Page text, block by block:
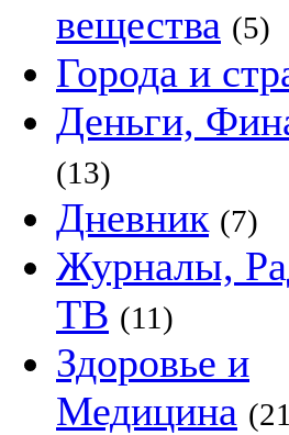
вещества (5)
Города и
Деньги,
(13)
Дневник (7)
Журналы,
ТВ (11)
Здоровье и
Медицина